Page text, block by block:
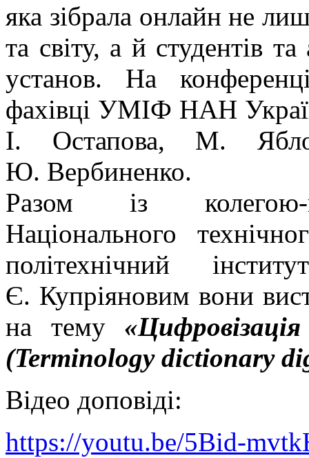
яка зібрала онлайн не
та світу, а й студентів
установ. На
фахівці УМІФ НАН
І. Остапова, М.
Ю. Вербиненко.
Разом із колегою-
Національного
політехнічний
Є. Купріяновим вони
на тему
(Terminology dictionary
Відео доповіді:
https://youtu.be/5Bid-